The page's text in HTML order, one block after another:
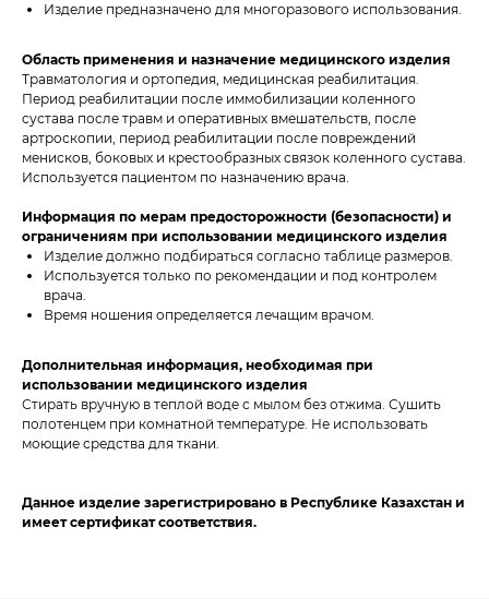
Изделие предназначено для многоразового использования.
Область применения и назначение медицинского изделия
Травматология и ортопедия, медицинская реабилитация.
Период реабилитации после иммобилизации коленного
сустава после травм и оперативных вмешательств, после
артроскопии, период реабилитации после повреждений
менисков, боковых и крестообразных связок коленного сустава.
Используется пациентом по назначению врача.
Информация по мерам предосторожности (безопасности) и
ограничениям при использовании медицинского изделия
Изделие должно подбираться согласно таблице размеров.
Используется только по рекомендации и под контролем
врача.
Время ношения определяется лечащим врачом.
Дополнительная информация, необходимая при
использовании медицинского изделия
Стирать вручную в теплой воде с мылом без отжима. Сушить
полотенцем при комнатной температуре. Не использовать
моющие средства для ткани.
Данное изделие зарегистрировано в Республике Казахстан и
имеет сертификат соответствия.